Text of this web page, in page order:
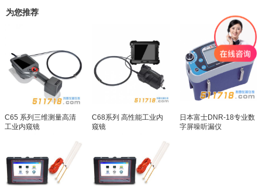
为您推荐
C65 系列三维测量高清
工业内窥镜
C68系列 高性能工业内
窥镜
日本富士DNR-18专业数
字屏噪听漏仪